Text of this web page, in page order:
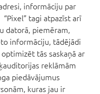
informāciju par
tagi atpazīst arī
datorā, piemēram,
informāciju, tādējādi
tās saskaņā ar
reklāmām
piedāvājumus
kuras jau ir